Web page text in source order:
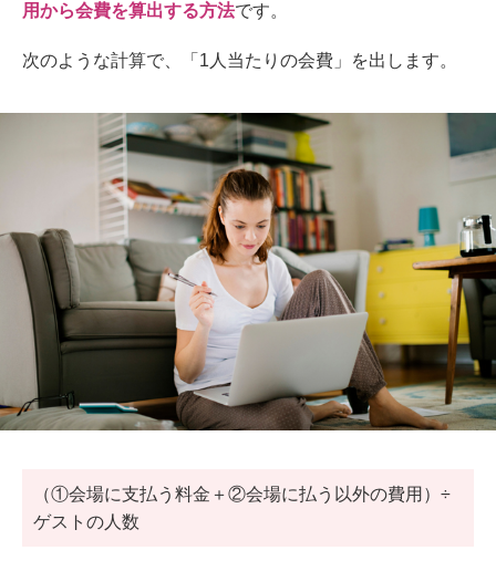
用から会費を算出する方法です。
次のような計算で、「1人当たりの会費」を出します。
（①会場に支払う料金＋②会場に払う以外の費用）÷
ゲストの人数